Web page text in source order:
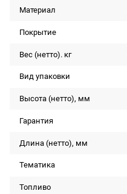
Материал
Покрытие
Вес (нетто). кг
Вид упаковки
Высота (нетто), мм
Гарантия
Длина (нетто), мм
Тематика
Топливо